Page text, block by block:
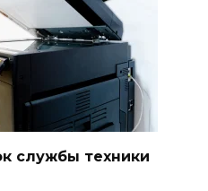
службы техники